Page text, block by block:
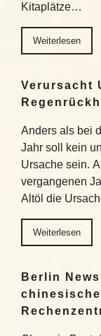
Kitaplätze…
Weiterlesen
Verursacht
Anders als bei
Jahr soll kein
Ursache sein.
vergangenen
Altöl die
Weiterlesen
Berlin